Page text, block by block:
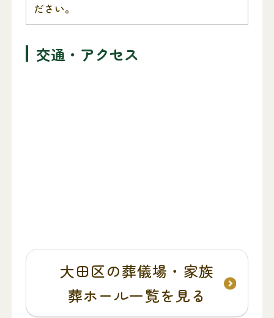
ださい。
交通・アクセス
大田区の葬儀場・家族
葬ホール一覧を見る